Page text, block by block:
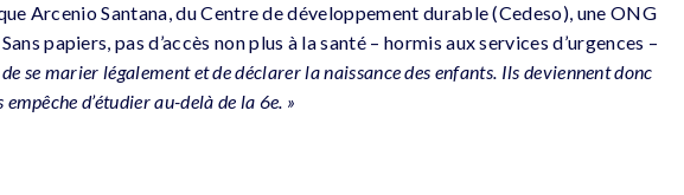
Arcenio Santana, du Centre de développement durable (Cedeso), une ONG
papiers, pas d’accès non plus à la santé – hormis aux services d’urgences –
se marier légalement et de déclarer la naissance des enfants. Ils deviennent donc
d’étudier au-delà de la 6e. »